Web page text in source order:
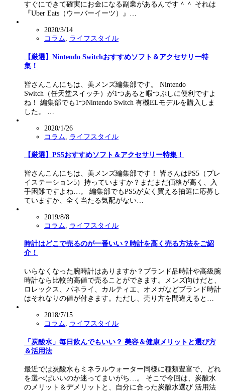
すぐにできて確実にお金になる副業があるんです＾＾ それは
『Uber Eats（ウーバーイーツ）』…
2020/3/14
コラム, ライフスタイル
【厳選】Nintendo Switchおすすめソフト＆アクセサリー特
集！
皆さんこんにちは、美メンズ編集部です。 Nintendo
Switch（任天堂スイッチ）が1つあると暇つぶしに便利ですよ
ね！ 編集部でも1つNintendo Switch 有機ELモデルを購入しま
した。 …
2020/1/26
コラム
ライフスタイル
【厳選】PS5おすすめソフト＆アクセサリー特集！
皆さんこんにちは、美メンズ編集部です！ 皆さんはPS5（プレ
イステーション5）持っていますか？まだまだ価格が高く、入
手困難ですよね…。 編集部でもPS5が安く買える抽選に応募し
ていますか、全く当たる気配がない…
2019/8/8
コラム
ライフスタイル
時計はどこで売るのが一番いい？時計を高く売る方法をご紹
介！
いらなくなった腕時計はありますか？ブランド品時計や高級腕
時計なら比較的高値で売ることができます。メンズ向けだと、
ロレックス、パネライ、カルティエ、オメガなどブランド時計
はそれなりの値が付きます。ただし、売り方を間違えると…
2018/7/15
コラム, ライフスタイル
「炭酸水」毎日飲んでもいい？ 美容＆健康メリットと選び方
＆活用法
最近では炭酸水もミネラルウォーター同様に種類豊富で、どれ
を選べばいいのか迷ってまいがち…。 そこで今回は、炭酸水
のメリット＆デメリットと、自分に合った炭酸水選び 活用法